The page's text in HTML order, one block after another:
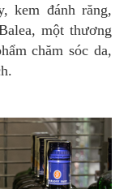
kem đánh răng,
một thương
chăm sóc da,